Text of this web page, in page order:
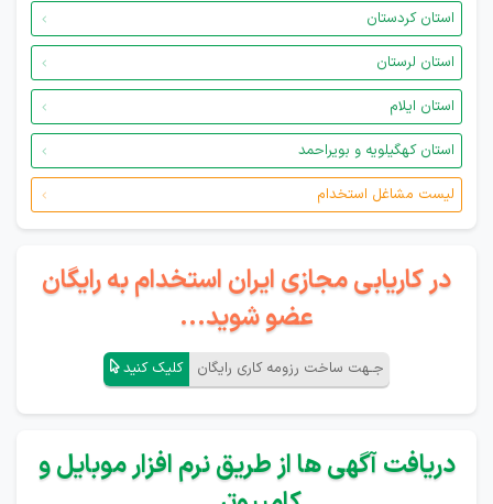
استان کردستان
استان لرستان
استان ایلام
استان کهگیلویه و بویراحمد
لیست مشاغل استخدام
در کاریابی مجازی ایران استخدام به رایگان
عضو شوید...
جـهت ساخت رزومه کاری رایگان کلیک کنید
دریافت آگهی ها از طریق نرم افزار موبایل و